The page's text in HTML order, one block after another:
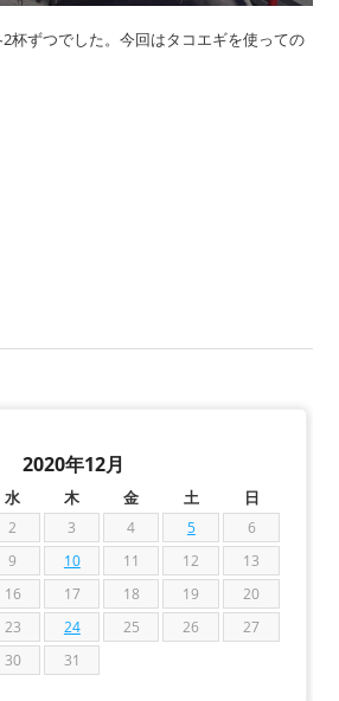
杯ずつでした。今回はタコエギを使っての
2020年12月
水 木 金 土 日
2 3 4 5
6
9 10 11 12
13
16 17 18 19
20
23 24 25 26
27
30
31